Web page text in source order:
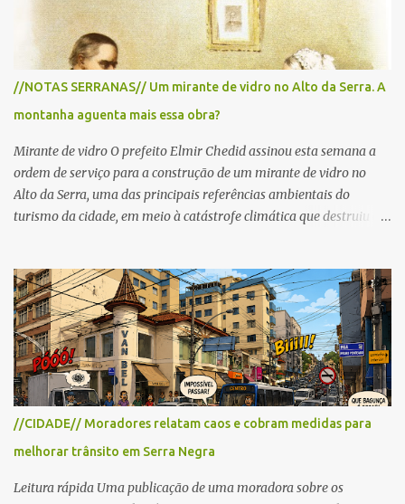
participantes e do público, diversos trechos de rodovias e estradas
da região serão interditados temporariamente ao longo da prova.
A largada será na Rua Coronel Pedro Penteado, em Serra Negra,
para cerca de 2.000 ciclistas, às 6h30. De acordo com o
cronograma da organização e de todas as prefeituras envolvidas,
as interdições ocorrerão de forma programada e os trechos serão
//NOTAS SERRANAS// Um mirante de vidro no Alto da Serra. A
montanha aguenta mais essa obra?
Mirante de vidro O prefeito Elmir Chedid assinou esta semana a
ordem de serviço para a construção de um mirante de vidro no
Alto da Serra, uma das principais referências ambientais do
turismo da cidade, em meio à catástrofe climática que destruiu o
ambiental nas políticas públicas. Preservação permanente O Alto
da Serra está localizado em uma das Áreas de Preservação
Permanente no município, chamadas de APP no Código Florestal
Brasileiro, Lei nº 12.651/12. As APPS são protegidas com a função
ambiental de preservar os recursos hídricos, a paisagem, a
proteção do solo e a biodiversidade para assegurar a qualidade de
vida da população. No local já estão instaladas torres de
transmissão de televisão e telefonia celular, contêineres de uso
comercial, sanitário público, pequenas construções e uma rampa
obra? Im...
//CIDADE// Moradores relatam caos e cobram medidas para
melhorar trânsito em Serra Negra
Leitura rápida Uma publicação de uma moradora sobre os